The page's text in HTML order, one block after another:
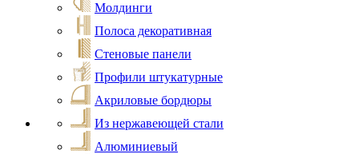
Молдинги
Полоса декоративная
Стеновые панели
Профили штукатурные
Акриловые бордюры
Из нержавеющей стали
Алюминиевый